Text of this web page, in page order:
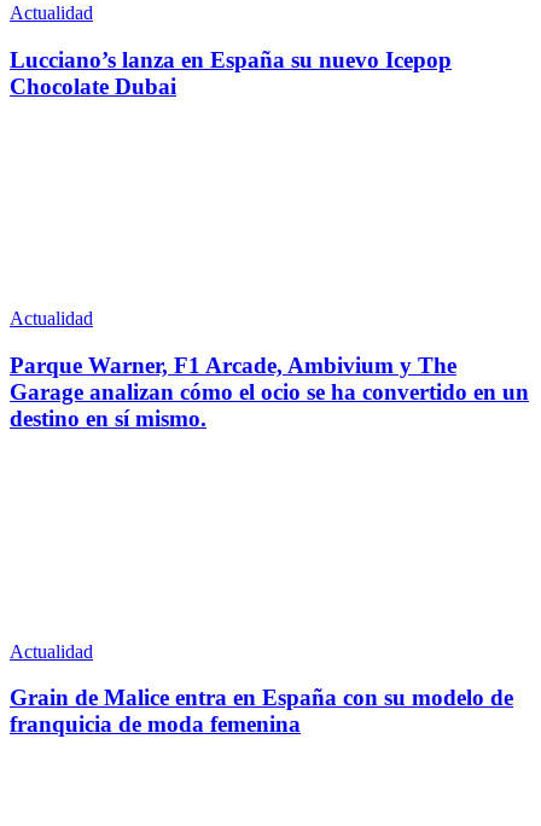
Actualidad
Lucciano’s lanza en España su nuevo Icepop
Chocolate Dubai
Actualidad
Parque Warner, F1 Arcade, Ambivium y The
Garage analizan cómo el ocio se ha convertido en un
destino en sí mismo.
Actualidad
Grain de Malice entra en España con su modelo de
franquicia de moda femenina